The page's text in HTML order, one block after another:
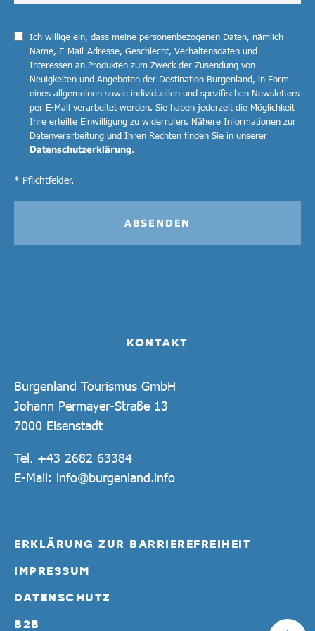
KONTAKT
Burgenland Tourismus GmbH
Johann Permayer-Straße 13
7000 Eisenstadt
Tel. +43 2682 63384
E-Mail: info@burgenland.info
ERKLÄRUNG ZUR BARRIEREFREIHEIT
IMPRESSUM
DATENSCHUTZ
B2B
Ich willige ein, dass meine personenbezogenen Daten, nämlich
Name, E-Mail-Adresse, Geschlecht, Verhaltensdaten und
Interessen an Produkten zum Zweck der Zusendung von
Neuigkeiten und Angeboten der Destination Burgenland, in Form
eines allgemeinen sowie individuellen und spezifischen Newsletters
per E-Mail verarbeitet werden. Sie haben jederzeit die Möglichkeit
Ihre erteilte Einwilligung zu widerrufen. Nähere Informationen zur
Datenverarbeitung und Ihren Rechten finden Sie in unserer
Datenschutzerklärung.
* Pflichtfelder.
ABSENDEN